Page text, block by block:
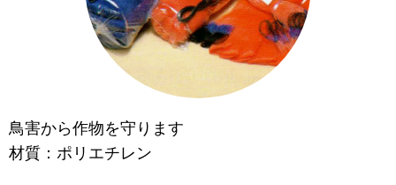
鳥害から作物を守ります
材質：ポリエチレン